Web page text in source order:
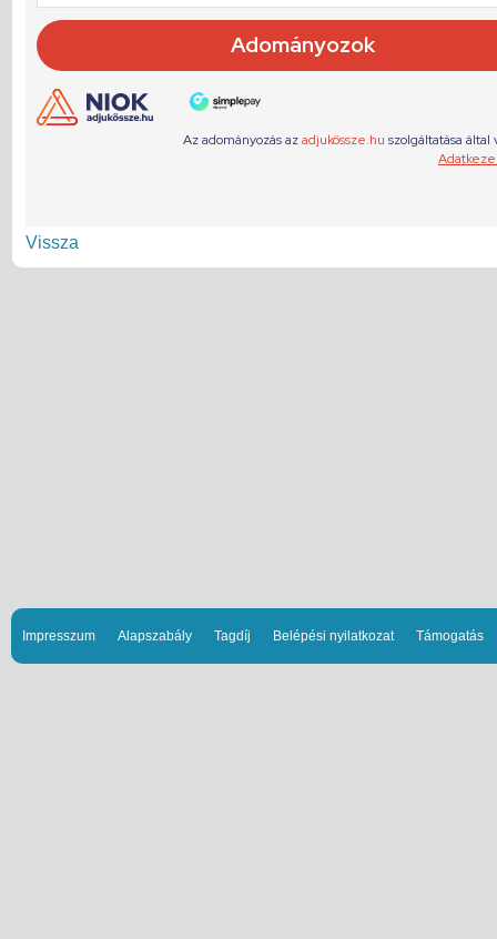
Vissza
Impresszum Alapszabály Tagdíj Belépési nyilatkozat Támogatás